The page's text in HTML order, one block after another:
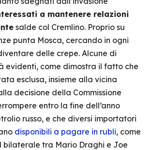
a mantenere relazioni
salde col Cremlino. Proprio su
punta Mosca, cercando in ogni
delle crepe. Alcune di
evidenti, come dimostra il fatto che
esclusa, insieme alla vicina
decisione della Commissione
entro la fine dell’anno
russo, e che diversi importatori
disponibili a pagare in rubli, come
bilaterale tra Mario Draghi e Joe